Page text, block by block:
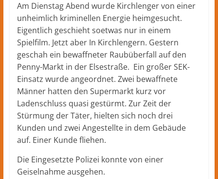
lokale
Nachrichten
und
mehr
aus
Herford
im
Kreis
Herford
Am Dienstag Abend wurde Kirchlenger von einer
unheimlich kriminellen Energie heimgesucht.
Eigentlich geschieht soetwas nur in einem
Spielfilm. Jetzt aber In Kirchlengern. Gestern
geschah ein bewaffneter Raubüberfall auf den
Penny-Markt in der Elsestraße. Ein großer SEK-
Einsatz wurde angeordnet. Zwei bewaffnete
Männer hatten den Supermarkt kurz vor
Ladenschluss quasi gestürmt. Zur Zeit der
Stürmung der Täter, hielten sich noch drei
Kunden und zwei Angestellte in dem Gebäude
auf. Einer Kunde fliehen.
Die Eingesetzte Polizei konnte von einer
Geiselnahme ausgehen.